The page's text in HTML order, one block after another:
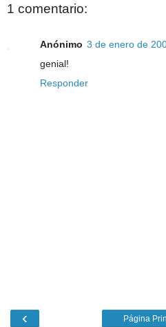
1 comentario:
Anónimo 3 de enero de
genial!
Responder
‹ Página